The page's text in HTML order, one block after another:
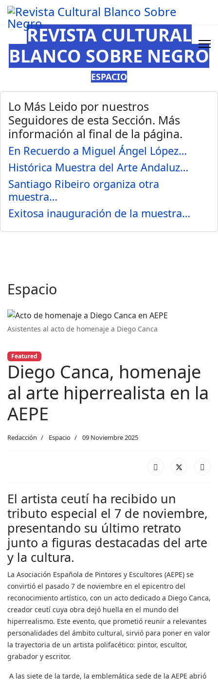
REVISTA CULTURAL
BLANCO SOBRE NEGRO
ESPACIO
Lo Más Leido por nuestros
Seguidores de esta Sección. Más
información al final de la página.
En Recuerdo a Miguel Ángel López…
Histórica Muestra del Arte Andaluz…
Santiago Ribeiro organiza otra
muestra…
Exitosa inauguración de la muestra…
Espacio
Asistentes al acto de homenaje a Diego Canca
Featured
Diego Canca, homenaje
al arte hiperrealista en la
AEPE
Redacción Espacio 09 Noviembre 2025
El artista ceutí ha recibido un
tributo especial el 7 de noviembre,
presentando su último retrato
junto a figuras destacadas del arte
y la cultura.
La Asociación Española de Pintores y Escultores (AEPE) se
convirtió el pasado 7 de noviembre en el epicentro del
reconocimiento artístico, con un acto dedicado a Diego Canca,
creador ceutí cuya obra dejó huella en el mundo del
hiperrealismo. Este evento, que prometió reunir a relevantes
personalidades del ámbito cultural, sirvió para poner en valor
la trayectoria de un artista polifacético: pintor, escultor,
grabador y escritor.
A las siete de la tarde, la emblemática sede de la AEPE abrió